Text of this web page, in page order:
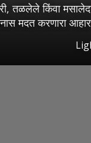
तळलेले किंवा
मदत करणारा आहार